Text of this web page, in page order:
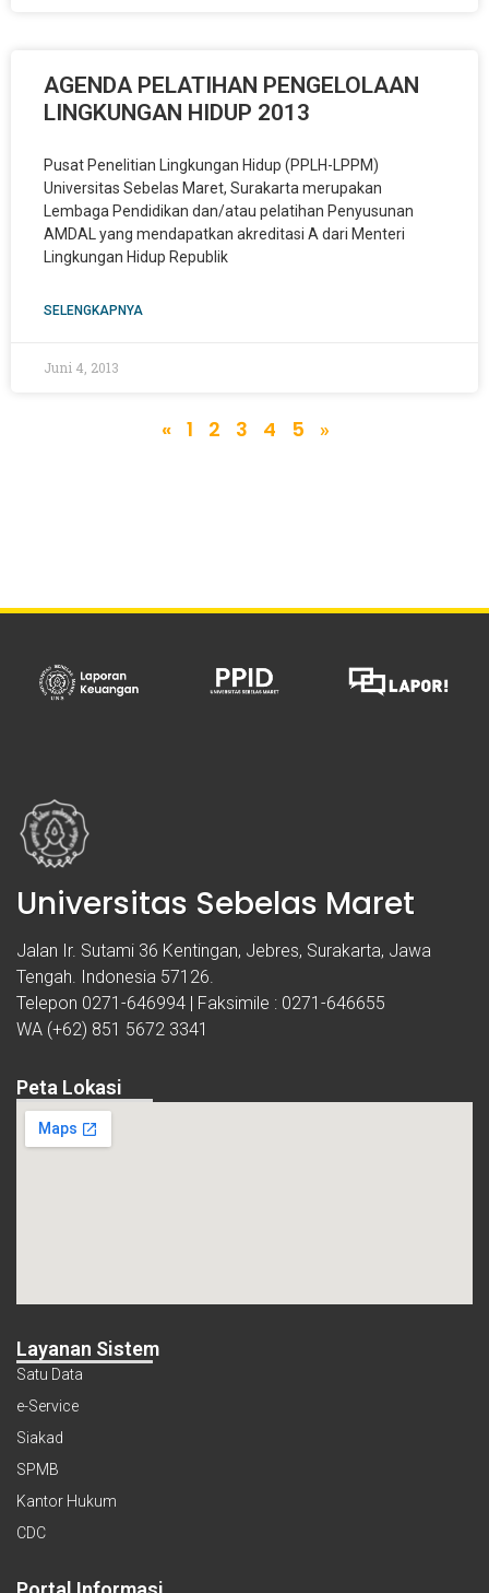
AGENDA PELATIHAN PENGELOLAAN
LINGKUNGAN HIDUP 2013
Pusat Penelitian Lingkungan Hidup (PPLH-LPPM)
Universitas Sebelas Maret, Surakarta merupakan
Lembaga Pendidikan dan/atau pelatihan Penyusunan
AMDAL yang mendapatkan akreditasi A dari Menteri
Lingkungan Hidup Republik
SELENGKAPNYA
Juni 4, 2013
« 1 2 3 4 5 »
Universitas Sebelas Maret
Jalan Ir. Sutami 36 Kentingan, Jebres, Surakarta, Jawa
Tengah. Indonesia 57126.
Telepon 0271-646994 | Faksimile : 0271-646655
WA (+62) 851 5672 3341
Peta Lokasi
Layanan Sistem
Satu Data
e-Service
Siakad
SPMB
Kantor Hukum
CDC